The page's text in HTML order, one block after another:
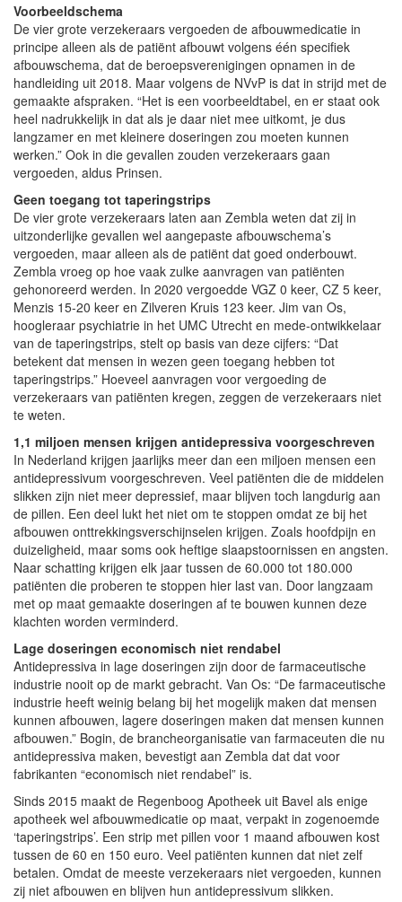
Voorbeeldschema
De vier grote verzekeraars vergoeden de afbouwmedicatie in
principe alleen als de patiënt afbouwt volgens één specifiek
afbouwschema, dat de beroepsverenigingen opnamen in de
handleiding uit 2018. Maar volgens de NVvP is dat in strijd met de
gemaakte afspraken. “Het is een voorbeeldtabel, en er staat ook
heel nadrukkelijk in dat als je daar niet mee uitkomt, je dus
langzamer en met kleinere doseringen zou moeten kunnen
werken.” Ook in die gevallen zouden verzekeraars gaan
vergoeden, aldus Prinsen.
Geen toegang tot taperingstrips
De vier grote verzekeraars laten aan Zembla weten dat zij in
uitzonderlijke gevallen wel aangepaste afbouwschema’s
vergoeden, maar alleen als de patiënt dat goed onderbouwt.
Zembla vroeg op hoe vaak zulke aanvragen van patiënten
gehonoreerd werden. In 2020 vergoedde VGZ 0 keer, CZ 5 keer,
Menzis 15-20 keer en Zilveren Kruis 123 keer. Jim van Os,
hoogleraar psychiatrie in het UMC Utrecht en mede-ontwikkelaar
van de taperingstrips, stelt op basis van deze cijfers: “Dat
betekent dat mensen in wezen geen toegang hebben tot
taperingstrips.” Hoeveel aanvragen voor vergoeding de
verzekeraars van patiënten kregen, zeggen de verzekeraars niet
te weten.
1,1 miljoen mensen krijgen antidepressiva voorgeschreven
In Nederland krijgen jaarlijks meer dan een miljoen mensen een
antidepressivum voorgeschreven. Veel patiënten die de middelen
slikken zijn niet meer depressief, maar blijven toch langdurig aan
de pillen. Een deel lukt het niet om te stoppen omdat ze bij het
afbouwen onttrekkingsverschijnselen krijgen. Zoals hoofdpijn en
duizeligheid, maar soms ook heftige slaapstoornissen en angsten.
Naar schatting krijgen elk jaar tussen de 60.000 tot 180.000
patiënten die proberen te stoppen hier last van. Door langzaam
met op maat gemaakte doseringen af te bouwen kunnen deze
klachten worden verminderd.
Lage doseringen economisch niet rendabel
Antidepressiva in lage doseringen zijn door de farmaceutische
industrie nooit op de markt gebracht. Van Os: “De farmaceutische
industrie heeft weinig belang bij het mogelijk maken dat mensen
kunnen afbouwen, lagere doseringen maken dat mensen kunnen
afbouwen.” Bogin, de brancheorganisatie van farmaceuten die nu
antidepressiva maken, bevestigt aan Zembla dat dat voor
fabrikanten “economisch niet rendabel” is.
Sinds 2015 maakt de Regenboog Apotheek uit Bavel als enige
apotheek wel afbouwmedicatie op maat, verpakt in zogenoemde
‘taperingstrips’. Een strip met pillen voor 1 maand afbouwen kost
tussen de 60 en 150 euro. Veel patiënten kunnen dat niet zelf
betalen. Omdat de meeste verzekeraars niet vergoeden, kunnen
zij niet afbouwen en blijven hun antidepressivum slikken.